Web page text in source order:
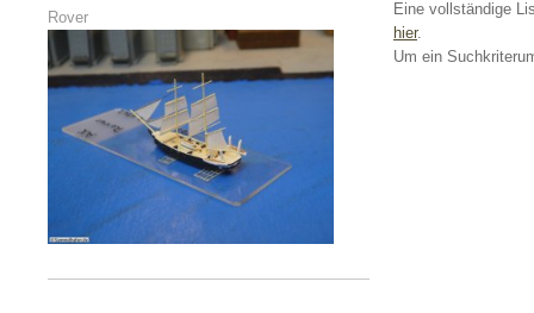
Eine vollständige
hier.
Um ein
Rover